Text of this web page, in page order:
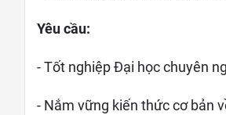
Yêu cầu:
- Tốt nghiệp Đại học chuyên
- Nắm vững kiến thức cơ bản